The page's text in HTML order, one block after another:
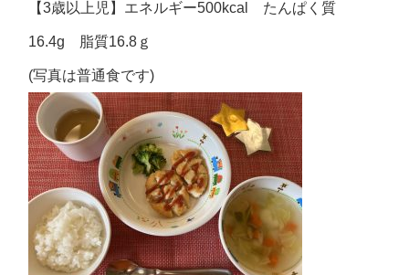
【3歳以上児】エネルギー500kcal たんぱく質
16.4g 脂質16.8ｇ
(写真は普通食です)